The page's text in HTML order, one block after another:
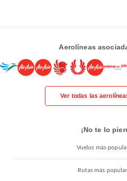
Aerolíneas
Ver todas las
¡No te lo
Vuelos más
Rutas más